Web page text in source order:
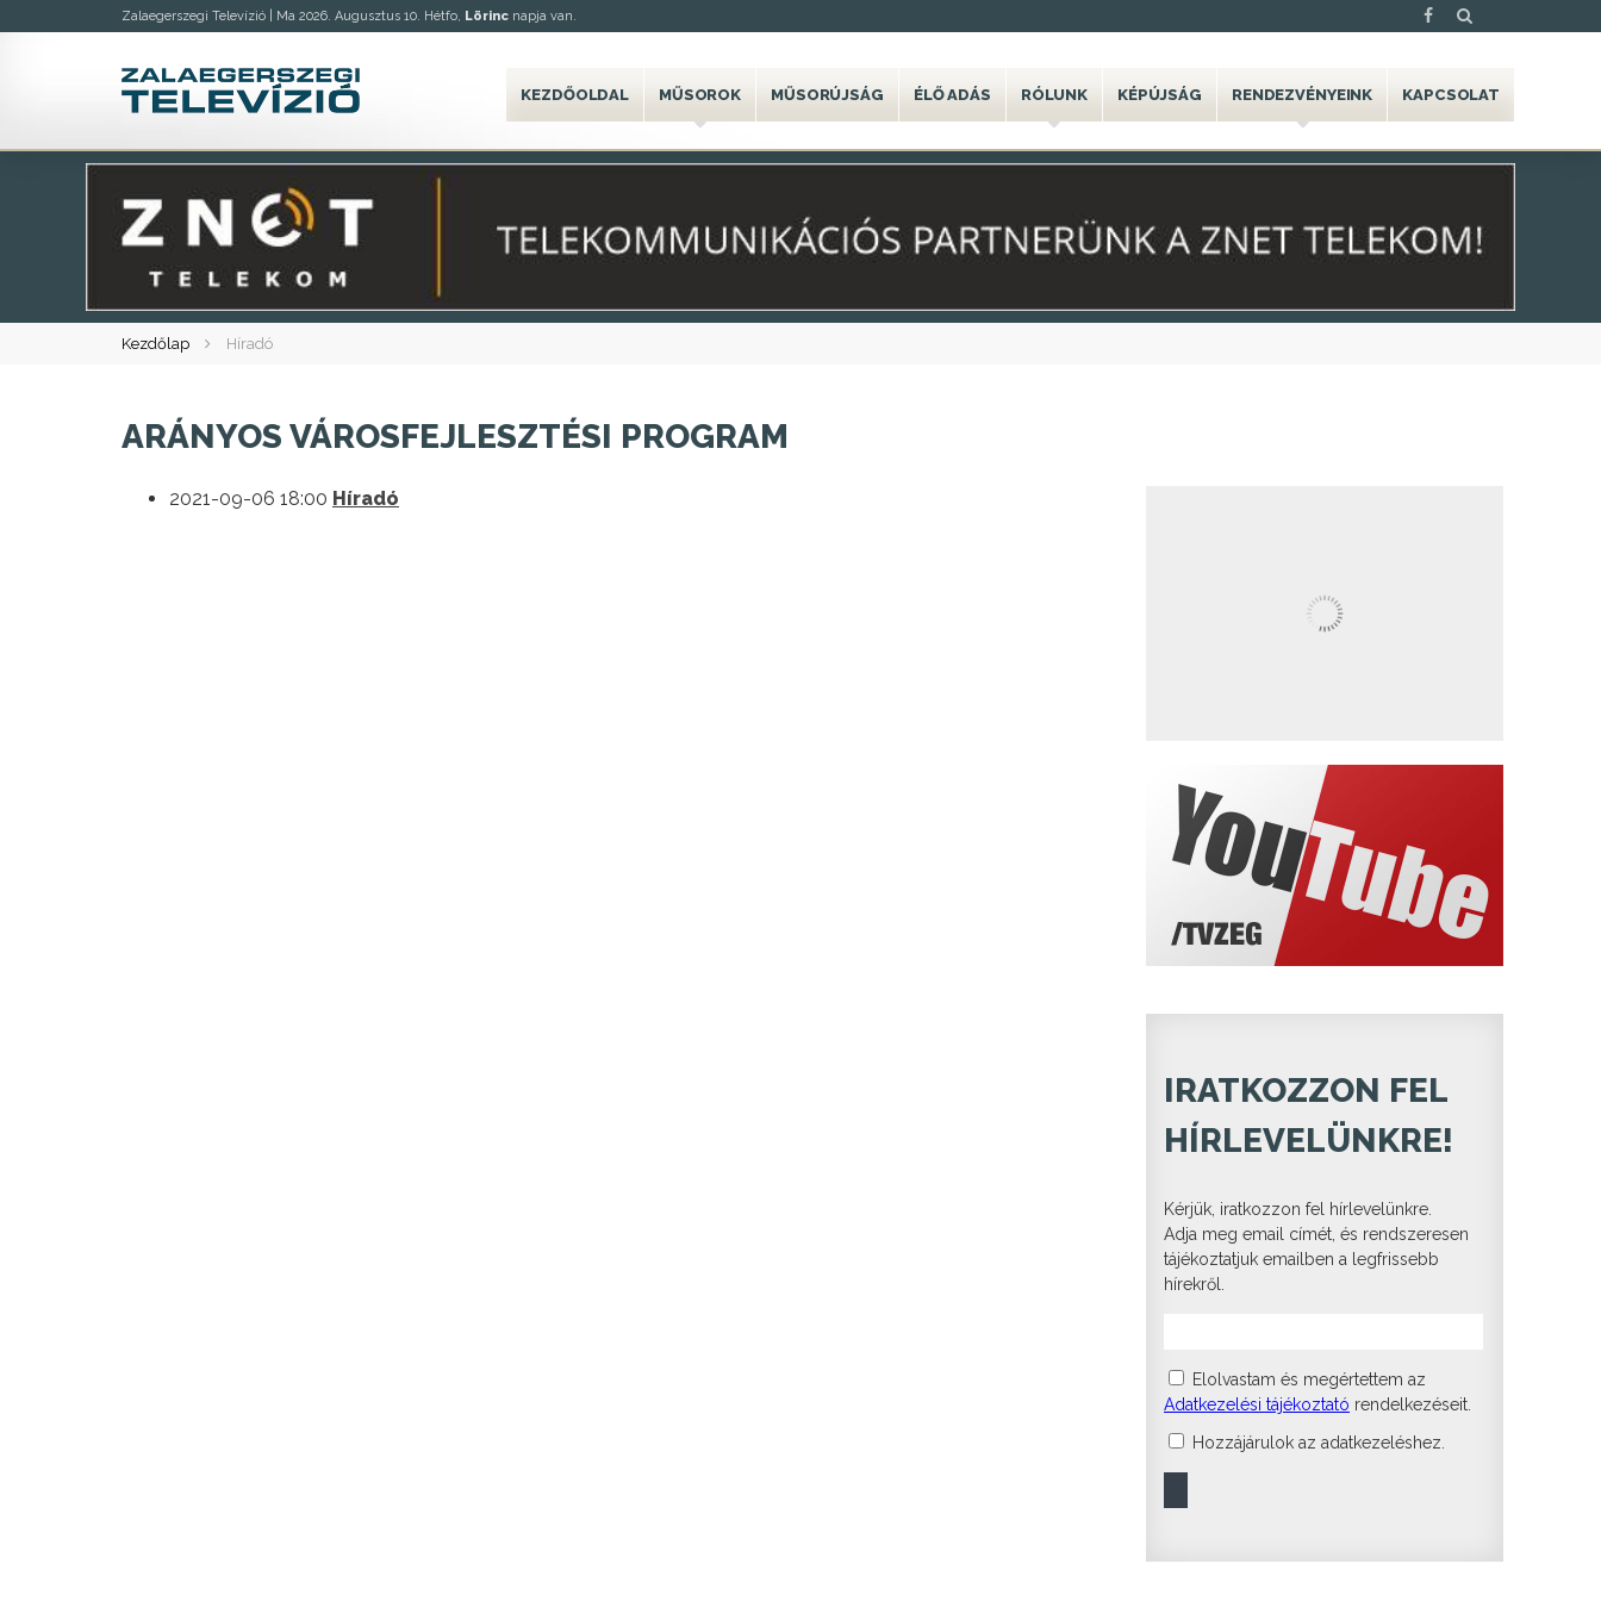
Zalaegerszegi Televízió | Ma 2026. Augusztus 10. Hétfo, Lörinc napja van.
KEZDŐOLDAL MŰSOROK MŰSORÚJSÁG ÉLŐ ADÁS RÓLUNK KÉPÚJSÁG RENDEZVÉNYEINK KAPCSOLAT
Kezdőlap Híradó
ARÁNYOS VÁROSFEJLESZTÉSI PROGRAM
2021-09-06 18:00 Híradó
IRATKOZZON FEL
HÍRLEVELÜNKRE!
Kérjük, iratkozzon fel hírlevelünkre.
Adja meg email címét, és rendszeresen
tájékoztatjuk emailben a legfrissebb
hírekről.
Elolvastam és megértettem az
Adatkezelési tájékoztató rendelkezéseit.
Hozzájárulok az adatkezeléshez.